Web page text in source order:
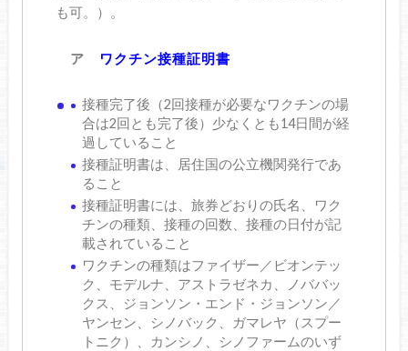
も可。）。
ア ワクチン接種証明書
接種完了後（2回接種が必要なワクチンの場
合は2回とも完了後）少なくとも14日間が経
過していること
接種証明書は、居住国の公立機関発行であ
ること
接種証明書には、旅券どおりの氏名、ワク
チンの種類、接種の回数、接種の日付が記
載されていること
ワクチンの種類はファイザー／ビオンテッ
ク、モデルナ、アストラゼネカ、ノババッ
クス、ジョンソン・エンド・ジョンソン／
ヤンセン、シノバック、ガマレヤ（スプー
トニク）、カンシノ、シノファームのいず